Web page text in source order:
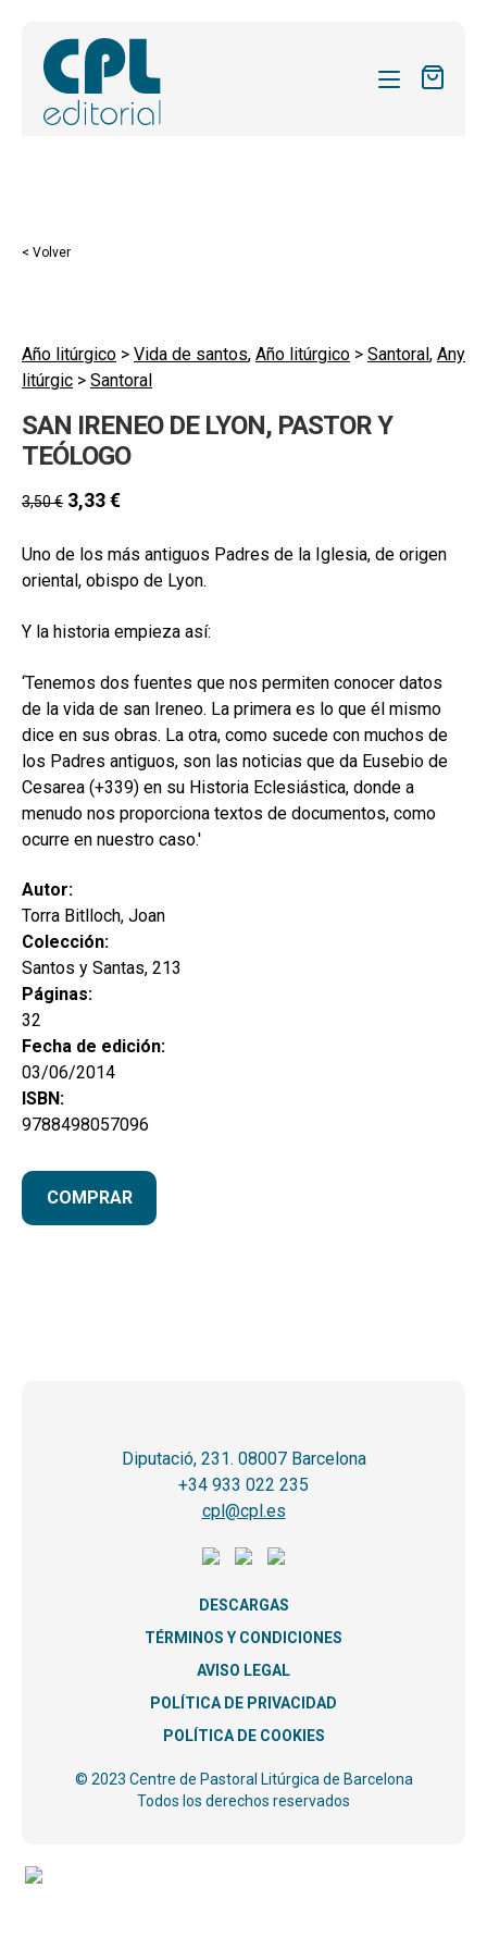
REVISTAS
el
ACTUALIDAD
BLOG
CONTACTO
MI CUENTA
BUSCAR
CAT
ESP
< Volver
Año litúrgico > Vida de santos, Año litúrgico > Santoral, Any
litúrgic > Santoral
SAN IRENEO DE LYON, PASTOR Y
TEÓLOGO
3,50€ 3,33€
Uno de los más antiguos Padres de la Iglesia, de origen
oriental, obispo de Lyon.
Y la historia empieza así:
‘Tenemos dos fuentes que nos permiten conocer datos
de la vida de san Ireneo. La primera es lo que él mismo
dice en sus obras. La otra, como sucede con muchos de
los Padres antiguos, son las noticias que da Eusebio de
Cesarea (+339) en su Historia Eclesiástica, donde a
menudo nos proporciona textos de documentos, como
ocurre en nuestro caso.'
Autor:
Torra Bitlloch, Joan
Colección:
Santos y Santas, 213
Páginas:
32
Fecha de edición:
03/06/2014
ISBN:
9788498057096
COMPRAR
Diputació, 231. 08007 Barcelona
+34 933 022 235
cpl@cpl.es
DESCARGAS
TÉRMINOS Y CONDICIONES
AVISO LEGAL
POLÍTICA DE PRIVACIDAD
POLÍTICA DE COOKIES
© 2023 Centre de Pastoral Litúrgica de Barcelona
Todos los derechos reservados